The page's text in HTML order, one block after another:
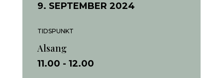
9. SEPTEMBER 2024
TIDSPUNKT
Alsang
11.00 - 12.00